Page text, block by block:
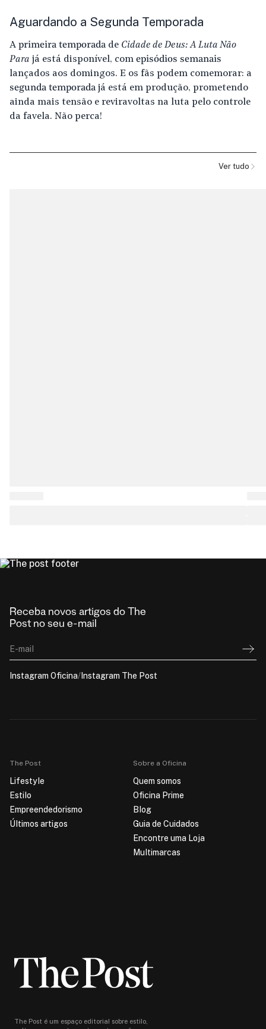
Aguardando a Segunda Temporada
A primeira temporada de Cidade de Deus: A Luta Não
Para já está disponível, com episódios semanais
lançados aos domingos. E os fãs podem comemorar: a
segunda temporada já está em produção, prometendo
ainda mais tensão e reviravoltas na luta pelo controle
da favela. Não perca!
Ver tudo
Receba novos artigos do The
Post no seu e-mail
E-mail
Instagram Oficina/ Instagram The Post
The Post
Lifestyle
Estilo
Empreendedorismo
Últimos artigos
Sobre a Oficina
Quem somos
Oficina Prime
Blog
Guia de Cuidados
Encontre uma Loja
Multimarcas
The Post é um espaço editorial sobre estilo,